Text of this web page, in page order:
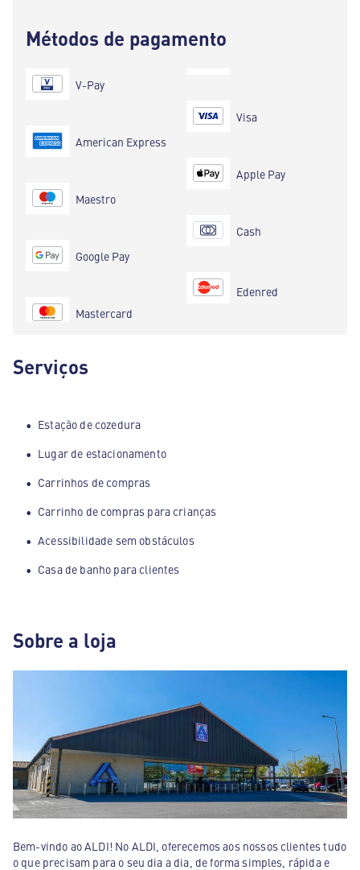
Métodos de pagamento
V-Pay
American Express
Maestro
Google Pay
Mastercard
Visa
Apple Pay
Cash
Edenred
Serviços
Estação de cozedura
Lugar de estacionamento
Carrinhos de compras
Carrinho de compras para crianças
Acessibilidade sem obstáculos
Casa de banho para clientes
Sobre a loja
Bem-vindo ao ALDI! No ALDI, oferecemos aos nossos clientes tudo
o que precisam para o seu dia a dia, de forma simples, rápida e